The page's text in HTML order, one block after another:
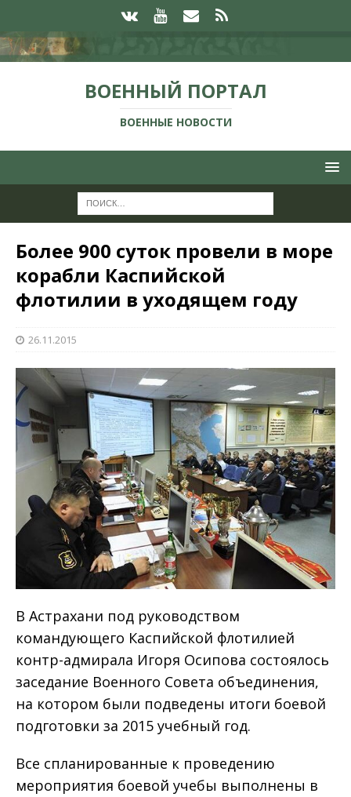
ВОЕННЫЙ ПОРТАЛ
ВОЕННЫЕ НОВОСТИ
Более 900 суток провели в море
корабли Каспийской
флотилии в уходящем году
26.11.2015
В Астрахани под руководством
командующего Каспийской флотилией
контр-адмирала Игоря Осипова состоялось
заседание Военного Совета объединения,
на котором были подведены итоги боевой
подготовки за 2015 учебный год.
Все спланированные к проведению
мероприятия боевой учебы выполнены в